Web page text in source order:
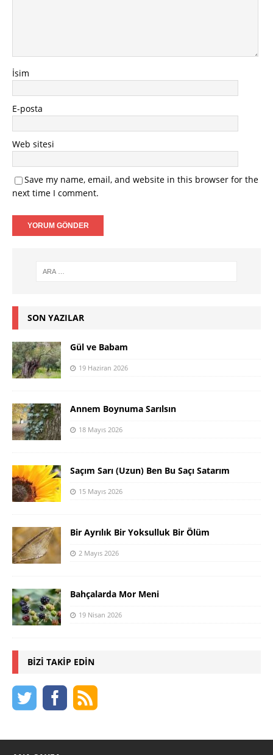
İsim
E-posta
Web sitesi
Save my name, email, and website in this browser for the
next time I comment.
SON YAZILAR
Gül ve Babam
19 Haziran 2026
Annem Boynuma Sarılsın
18 Mayıs 2026
Saçım Sarı (Uzun) Ben Bu Saçı Satarım
15 Mayıs 2026
Bir Ayrılık Bir Yoksulluk Bir Ölüm
2 Mayıs 2026
Bahçalarda Mor Meni
19 Nisan 2026
BIZI TAKIP EDIN